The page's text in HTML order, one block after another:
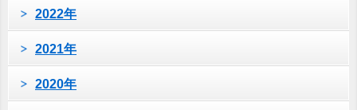
2022年
2021年
2020年